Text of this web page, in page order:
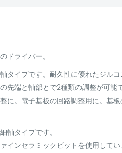
ドライバー。
タイプです。耐久性に優れたジル
先端と軸部とで2種類の調整が可能
に。電子基板の回路調整用に。基板
軸タイプです。
インセラミックビットを使用してい